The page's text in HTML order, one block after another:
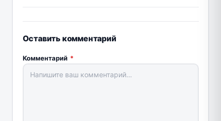
Оставить комментарий
Комментарий *